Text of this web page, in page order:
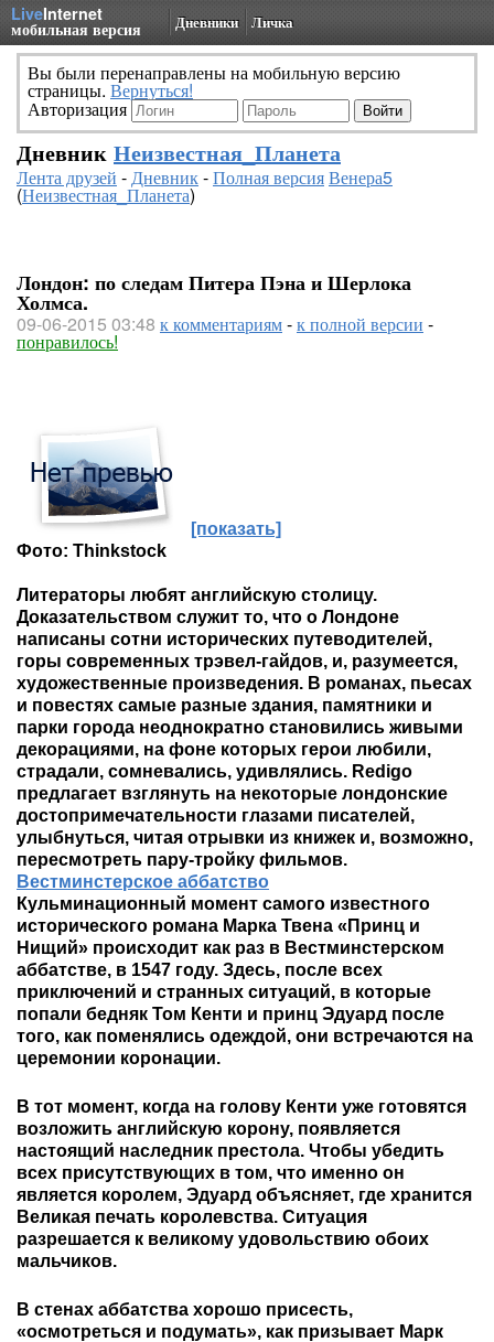
LiveInternet
мобильная версия Дневники Личка
Вы были перенаправлены на мобильную версию
страницы. Вернуться!
Авторизация
Дневник Неизвестная_Планета
Лента друзей -Дневник-Полная версияВенера5
(Неизвестная_Планета)
Лондон: по следам Питера Пэна и Шерлока
Холмса.
09-06-2015 03:48 к комментариям-к полной версии -
понравилось!
[показать]
Фото: Thinkstock
Литераторы любят английскую столицу.
Доказательством служит то, что о Лондоне
написаны сотни исторических путеводителей,
горы современных трэвел-гайдов, и, разумеется,
художественные произведения. В романах, пьесах
и повестях самые разные здания, памятники и
парки города неоднократно становились живыми
декорациями, на фоне которых герои любили,
страдали, сомневались, удивлялись. Redigo
предлагает взглянуть на некоторые лондонские
достопримечательности глазами писателей,
улыбнуться, читая отрывки из книжек и, возможно,
пересмотреть пару-тройку фильмов.
Вестминстерское аббатство
Кульминационный момент самого известного
исторического романа Марка Твена «Принц и
Нищий» происходит как раз в Вестминстерском
аббатстве, в 1547 году. Здесь, после всех
приключений и странных ситуаций, в которые
попали бедняк Том Кенти и принц Эдуард после
того, как поменялись одеждой, они встречаются на
церемонии коронации.
В тот момент, когда на голову Кенти уже готовятся
возложить английскую корону, появляется
настоящий наследник престола. Чтобы убедить
всех присутствующих в том, что именно он
является королем, Эдуард объясняет, где хранится
Великая печать королевства. Ситуация
разрешается к великому удовольствию обоих
мальчиков.
В стенах аббатства хорошо присесть,
«осмотреться и подумать», как призывает Марк